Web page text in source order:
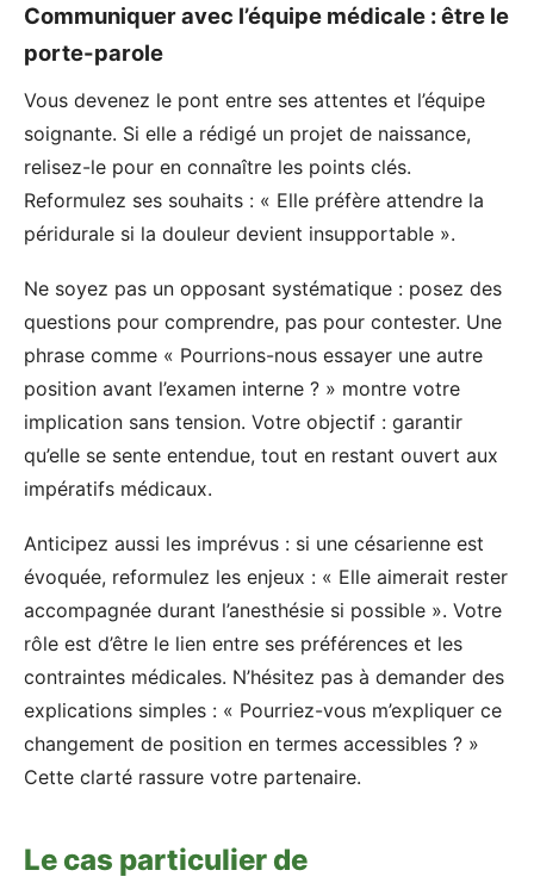
Communiquer avec l’équipe médicale : être le
porte-parole
Vous devenez le pont entre ses attentes et l’équipe
soignante. Si elle a rédigé un projet de naissance,
relisez-le pour en connaître les points clés.
Reformulez ses souhaits : « Elle préfère attendre la
péridurale si la douleur devient insupportable ».
Ne soyez pas un opposant systématique : posez des
questions pour comprendre, pas pour contester. Une
phrase comme « Pourrions-nous essayer une autre
position avant l’examen interne ? » montre votre
implication sans tension. Votre objectif : garantir
qu’elle se sente entendue, tout en restant ouvert aux
impératifs médicaux.
Anticipez aussi les imprévus : si une césarienne est
évoquée, reformulez les enjeux : « Elle aimerait rester
accompagnée durant l’anesthésie si possible ». Votre
rôle est d’être le lien entre ses préférences et les
contraintes médicales. N’hésitez pas à demander des
explications simples : « Pourriez-vous m’expliquer ce
changement de position en termes accessibles ? »
Cette clarté rassure votre partenaire.
Le cas particulier de